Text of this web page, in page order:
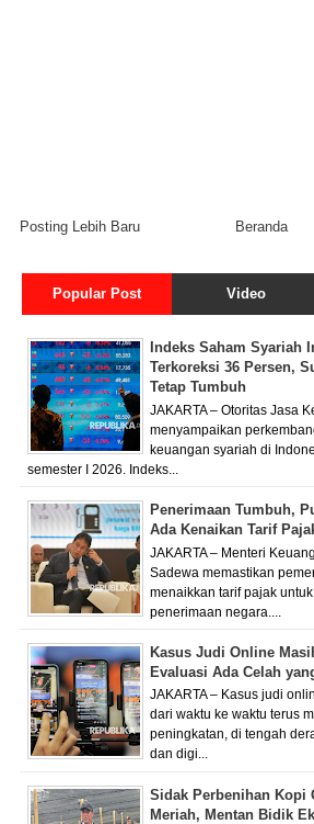
Posting Lebih Baru Beranda
Popular Post Video
Indeks Saham Syariah
Terkoreksi 36 Persen,
Tetap Tumbuh
JAKARTA – Otoritas Jasa
menyampaikan
keuangan syariah di
semester I 2026. Indeks...
Penerimaan Tumbuh,
Ada Kenaikan Tarif
JAKARTA – Menteri
Sadewa memastikan
menaikkan tarif pajak
penerimaan negara....
Kasus Judi Online
Evaluasi Ada Celah
JAKARTA – Kasus judi
dari waktu ke waktu terus
peningkatan, di tengah
dan digi...
Sidak Perbenihan Kopi
Meriah, Mentan Bidik